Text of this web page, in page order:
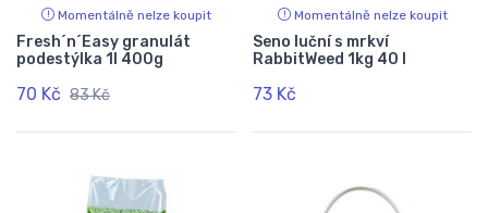
Momentálně nelze koupit
Fresh´n´Easy granulát
podestýlka 1l 400g
70 Kč 83 Kč
Momentálně nelze koupit
Seno luční s mrkví
RabbitWeed 1kg 40 l
73 Kč